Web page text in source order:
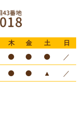
木 金 土
日
／
▲ ／